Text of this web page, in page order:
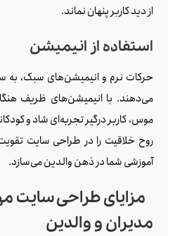
از دید کاربر پنهان نماند.
استفاده از انیمیشن
حرکات نرم و انیمیشن‌های سبک،
می‌دهند. با انیمیشن‌های ظریف
موس، کاربر درگیر تجربه‌ای شاد و
روح خلاقیت را در طراحی سایت
آموزشی شما در ذهن والدین می‌سازد.
مزایای طراحی سایت
مدیران و والدین